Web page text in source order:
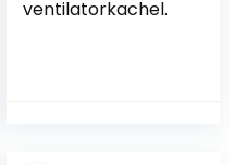
ventilatorkachel.